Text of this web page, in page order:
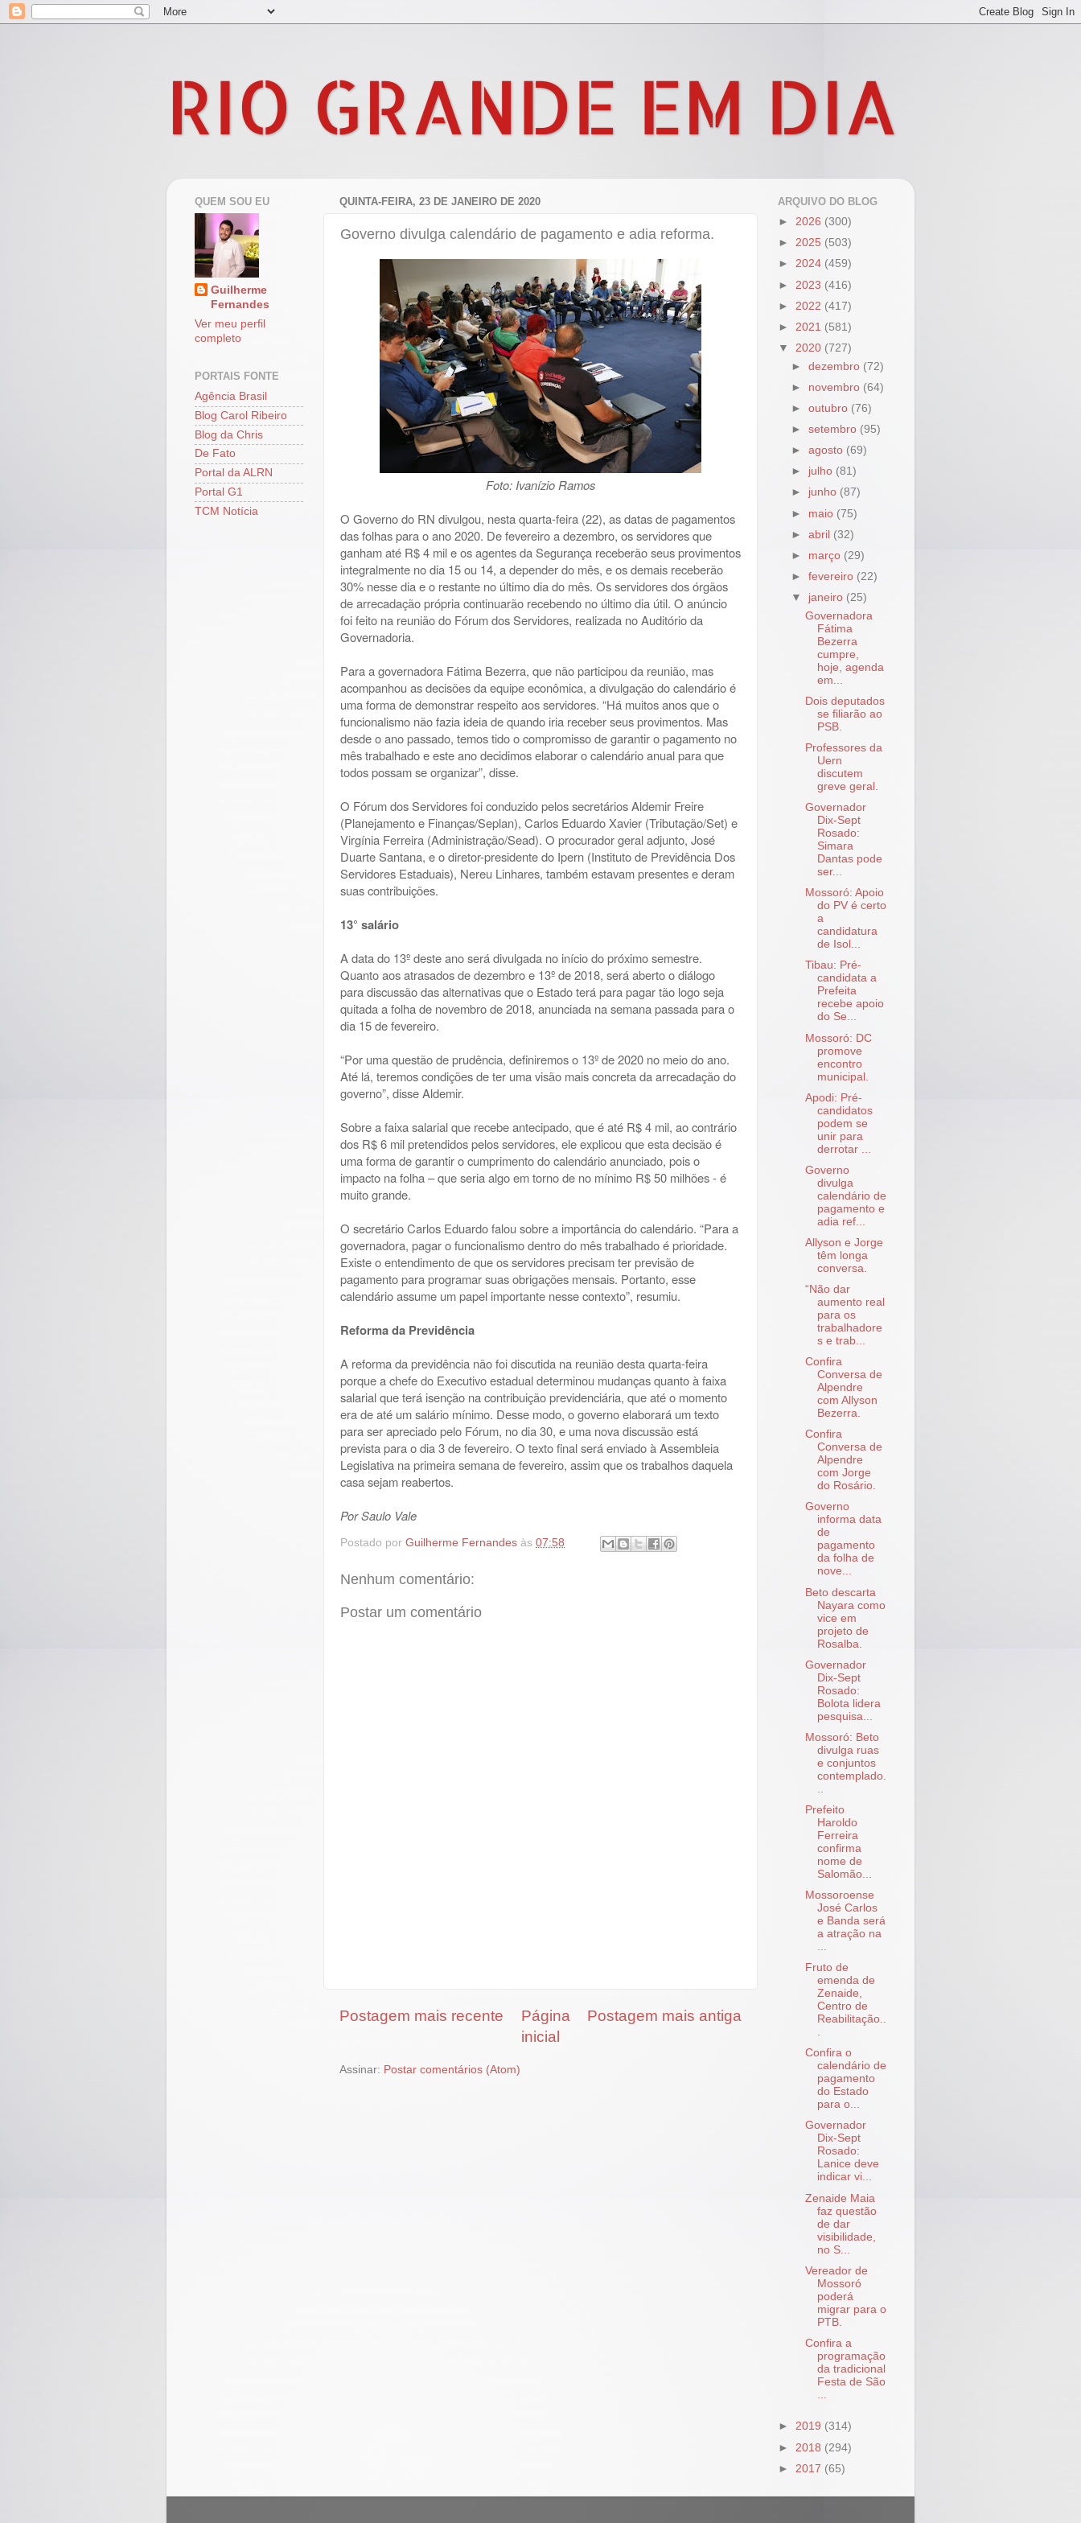
RIO GRANDE EM DIA
QUINTA-FEIRA, 23 DE JANEIRO DE 2020
Governo divulga calendário de pagamento e adia reforma.
Foto: Ivanízio Ramos
O Governo do RN divulgou, nesta quarta-feira (22), as datas de pagamentos
das folhas para o ano 2020. De fevereiro a dezembro, os servidores que
ganham até R$ 4 mil e os agentes da Segurança receberão seus provimentos
integralmente no dia 15 ou 14, a depender do mês, e os demais receberão
30% nesse dia e o restante no último dia do mês. Os servidores dos órgãos
de arrecadação própria continuarão recebendo no último dia útil. O anúncio
foi feito na reunião do Fórum dos Servidores, realizada no Auditório da
Governadoria.
Para a governadora Fátima Bezerra, que não participou da reunião, mas
acompanhou as decisões da equipe econômica, a divulgação do calendário é
uma forma de demonstrar respeito aos servidores. “Há muitos anos que o
funcionalismo não fazia ideia de quando iria receber seus provimentos. Mas
desde o ano passado, temos tido o compromisso de garantir o pagamento no
mês trabalhado e este ano decidimos elaborar o calendário anual para que
todos possam se organizar”, disse.
O Fórum dos Servidores foi conduzido pelos secretários Aldemir Freire
(Planejamento e Finanças/Seplan), Carlos Eduardo Xavier (Tributação/Set) e
Virgínia Ferreira (Administração/Sead). O procurador geral adjunto, José
Duarte Santana, e o diretor-presidente do Ipern (Instituto de Previdência Dos
Servidores Estaduais), Nereu Linhares, também estavam presentes e deram
suas contribuições.
13° salário
A data do 13º deste ano será divulgada no início do próximo semestre.
Quanto aos atrasados de dezembro e 13º de 2018, será aberto o diálogo
para discussão das alternativas que o Estado terá para pagar tão logo seja
quitada a folha de novembro de 2018, anunciada na semana passada para o
dia 15 de fevereiro.
“Por uma questão de prudência, definiremos o 13º de 2020 no meio do ano.
Até lá, teremos condições de ter uma visão mais concreta da arrecadação do
governo”, disse Aldemir.
Sobre a faixa salarial que recebe antecipado, que é até R$ 4 mil, ao contrário
dos R$ 6 mil pretendidos pelos servidores, ele explicou que esta decisão é
uma forma de garantir o cumprimento do calendário anunciado, pois o
impacto na folha – que seria algo em torno de no mínimo R$ 50 milhões - é
muito grande.
O secretário Carlos Eduardo falou sobre a importância do calendário. “Para a
governadora, pagar o funcionalismo dentro do mês trabalhado é prioridade.
Existe o entendimento de que os servidores precisam ter previsão de
pagamento para programar suas obrigações mensais. Portanto, esse
calendário assume um papel importante nesse contexto”, resumiu.
Reforma da Previdência
A reforma da previdência não foi discutida na reunião desta quarta-feira
porque a chefe do Executivo estadual determinou mudanças quanto à faixa
salarial que terá isenção na contribuição previdenciária, que até o momento
era de até um salário mínimo. Desse modo, o governo elaborará um texto
para ser apreciado pelo Fórum, no dia 30, e uma nova discussão está
prevista para o dia 3 de fevereiro. O texto final será enviado à Assembleia
Legislativa na primeira semana de fevereiro, assim que os trabalhos daquela
casa sejam reabertos.
Por Saulo Vale
Postado por Guilherme Fernandes às 07:58
Nenhum comentário:
Postar um comentário
Postagem mais recente Postagem mais antiga
Página
inicial
Assinar: Postar comentários (Atom)
QUEM SOU EU
Guilherme
Fernandes
Ver meu perfil
completo
PORTAIS FONTE
Agência Brasil
Blog Carol Ribeiro
Blog da Chris
De Fato
Portal da ALRN
Portal G1
TCM Notícia
ARQUIVO DO BLOG
► 2026 (300)
► 2025 (503)
► 2024 (459)
► 2023 (416)
► 2022 (417)
► 2021 (581)
▼ 2020 (727)
►dezembro (72)
► novembro (64)
►outubro (76)
►setembro (95)
►agosto (69)
► julho (81)
► junho (87)
► maio (75)
►abril (32)
► março (29)
►fevereiro (22)
▼ janeiro (25)
Governadora
Fátima
Bezerra
cumpre,
hoje, agenda
em...
Dois deputados
se filiarão ao
PSB.
Professores da
Uern
discutem
greve geral.
Governador
Dix-Sept
Rosado:
Simara
Dantas pode
ser...
Mossoró: Apoio
do PV é certo
a
candidatura
de Isol...
Tibau: Pré-
candidata a
Prefeita
recebe apoio
do Se...
Mossoró: DC
promove
encontro
municipal.
Apodi: Pré-
candidatos
podem se
unir para
derrotar ...
Governo
divulga
calendário de
pagamento e
adia ref...
Allyson e Jorge
têm longa
conversa.
“Não dar
aumento real
para os
trabalhadore
s e trab...
Confira
Conversa de
Alpendre
com Allyson
Bezerra.
Confira
Conversa de
Alpendre
com Jorge
do Rosário.
Governo
informa data
de
pagamento
da folha de
nove...
Beto descarta
Nayara como
vice em
projeto de
Rosalba.
Governador
Dix-Sept
Rosado:
Bolota lidera
pesquisa...
Mossoró: Beto
divulga ruas
e conjuntos
contemplado.
Prefeito
Haroldo
Ferreira
confirma
nome de
Salomão...
Mossoroense
José Carlos
e Banda será
a atração na
...
Fruto de
emenda de
Zenaide,
Centro de
Reabilitação..
.
Confira o
calendário de
pagamento
do Estado
para o...
Governador
Dix-Sept
Rosado:
Lanice deve
indicar vi...
Zenaide Maia
faz questão
de dar
visibilidade,
no S...
Vereador de
Mossoró
poderá
migrar para o
PTB.
Confira a
programação
da tradicional
Festa de São
► 2019 (314)
► 2018 (294)
► 2017 (65)